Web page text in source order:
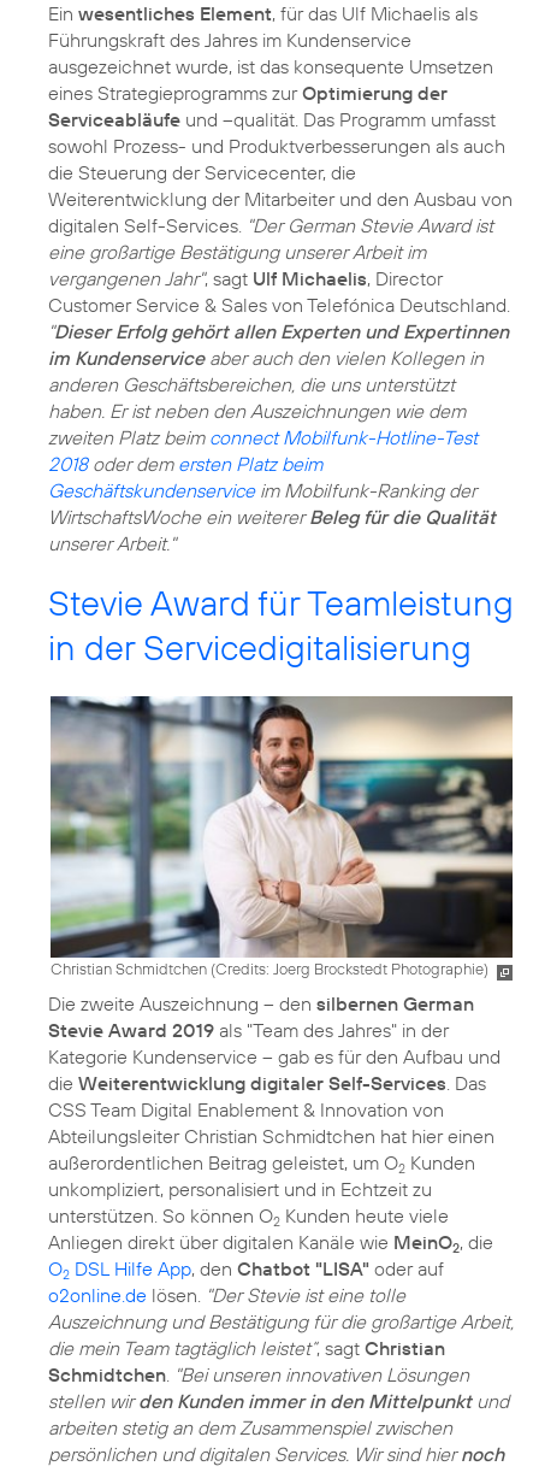
Ein wesentliches Element, für das Ulf Michaelis als
Führungskraft des Jahres im Kundenservice
ausgezeichnet wurde, ist das konsequente Umsetzen
eines Strategieprogramms zurOptimierung der
Serviceabläufe und –qualität. Das Programm umfasst
sowohl Prozess- und Produktverbesserungen als auch
die Steuerung der Servicecenter, die
Weiterentwicklung der Mitarbeiter und den Ausbau von
digitalen Self-Services. "Der German Stevie Award ist
eine großartige Bestätigung unserer Arbeit im
vergangenen Jahr", sagt Ulf Michaelis, Director
Customer Service & Sales von Telefónica Deutschland.
"Dieser Erfolg gehört allen Experten und Expertinnen
im Kundenserviceaber auch den vielen Kollegen in
anderen Geschäftsbereichen, die uns unterstützt
haben. Er ist neben den Auszeichnungen wie dem
zweiten Platz beim connect Mobilfunk-Hotline-Test
2018oder dem ersten Platz beim
Geschäftskundenserviceim Mobilfunk-Ranking der
WirtschaftsWoche ein weitererBeleg für die Qualität
unserer Arbeit."
Stevie Award für Teamleistung
in der Servicedigitalisierung
Christian Schmidtchen (Credits: Joerg Brockstedt Photographie)
Die zweite Auszeichnung – den silbernen German
Stevie Award 2019 als "Team des Jahres" in der
Kategorie Kundenservice – gab es für den Aufbau und
die Weiterentwicklung digitaler Self-Services . Das
CSS Team Digital Enablement & Innovation von
Abteilungsleiter Christian Schmidtchen hat hier einen
außerordentlichen Beitrag geleistet, um O2 Kunden
unkompliziert, personalisiert und in Echtzeit zu
unterstützen. So können O2 Kunden heute viele
Anliegen direkt über digitalen Kanäle wie MeinO2, die
O2 DSL Hilfe App, den Chatbot "LISA" oder auf
o2online.de lösen. "Der Stevie ist eine tolle
Auszeichnung und Bestätigung für die großartige Arbeit,
die mein Team tagtäglich leistet“, sagt Christian
Schmidtchen "Bei unseren innovativen Lösungen
stellen wirden Kunden immer in den Mittelpunktund
arbeiten stetig an dem Zusammenspiel zwischen
persönlichen und digitalen Services. Wir sind hiernoch